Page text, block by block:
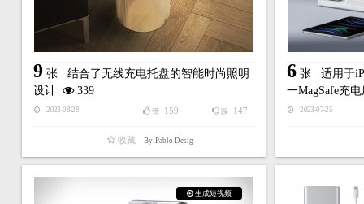
9张 结合了无线充电托盘的智能时尚照明
设计
339
2023-08-28 踩 147
赞 159
收藏 By:Pablo Desig
6张 适用于
一MagSafe充电
2023-07-25
生成短视频